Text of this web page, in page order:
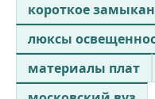
короткое
люксы
материалы плат